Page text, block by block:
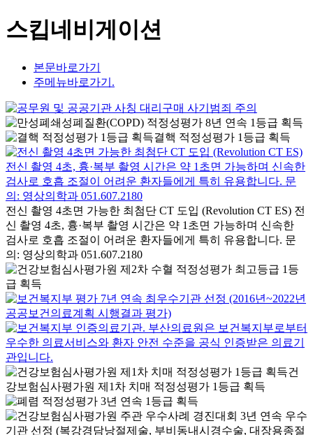
스킵네비게이션
본문바로가기
주메뉴바로가기.
결핵 적정성평가 1등급 획득
전신 촬영 4초면 가능한 최첨단 CT 도입 (Revolution CT ES) 전
신 촬영 4초, 흉·복부 촬영 시간은 약 1초면 가능하며 신속한
검사로 호흡 조절이 어려운 환자들에게 특히 유용합니다. 문
의: 영상의학과 051.607.2180
건
강보험심사평가원 제1차 치매 적정성평가 1등급 획득